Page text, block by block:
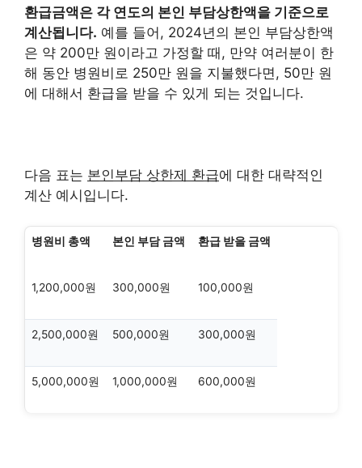
환급금액은 각 연도의 본인 부담상한액을 기준으로
계산됩니다. 예를 들어, 2024년의 본인 부담상한액
은 약 200만 원이라고 가정할 때, 만약 여러분이 한
해 동안 병원비로 250만 원을 지불했다면, 50만 원
에 대해서 환급을 받을 수 있게 되는 것입니다.
다음 표는 본인부담 상한제 환급에 대한 대략적인
계산 예시입니다.
병원비 총액 본인 부담 금액 환급 받을 금액
1,200,000원 300,000원 100,000원
2,500,000원 500,000원 300,000원
5,000,000원 1,000,000원 600,000원